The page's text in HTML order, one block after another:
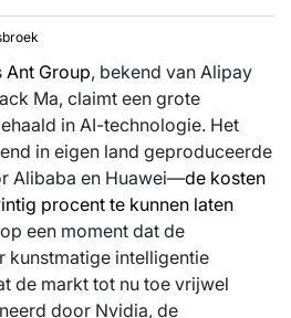
Ant Group, bekend van Alipay
Ma, claimt een grote
in AI-technologie. Het
in eigen land geproduceerde
Alibaba en Huawei—de kosten
procent te kunnen laten
een moment dat de
kunstmatige intelligentie
de markt tot nu toe vrijwel
door Nvidia, de